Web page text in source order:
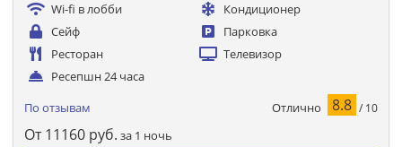
Wi-fi в лобби
Кондиционер
Сейф
Парковка
Ресторан
Телевизор
Ресепшн 24 часа
По отзывам Отлично 8.8 / 10
От 11160 руб. за 1 ночь